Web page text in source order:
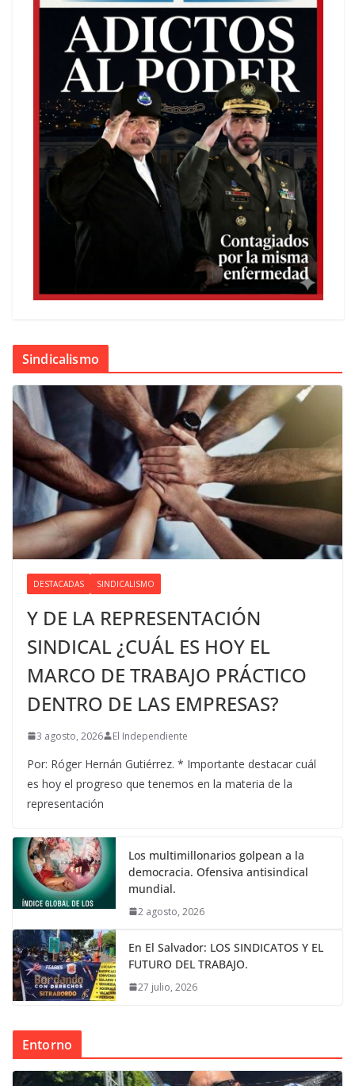
Sindicalismo
DESTACADAS SINDICALISMO
Y DE LA REPRESENTACIÓN
SINDICAL ¿CUÁL ES HOY EL
MARCO DE TRABAJO PRÁCTICO
DENTRO DE LAS EMPRESAS?
3 agosto, 2026 El Independiente
Por: Róger Hernán Gutiérrez. * Importante destacar cuál
es hoy el progreso que tenemos en la materia de la
representación
Los multimillonarios golpean a la
democracia. Ofensiva antisindical
mundial.
2 agosto, 2026
En El Salvador: LOS SINDICATOS Y EL
FUTURO DEL TRABAJO.
27 julio, 2026
Entorno